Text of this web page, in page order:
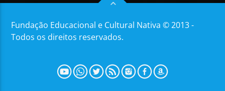
Fundação Educacional e Cultural Nativa © 2013 -
Todos os direitos reservados.